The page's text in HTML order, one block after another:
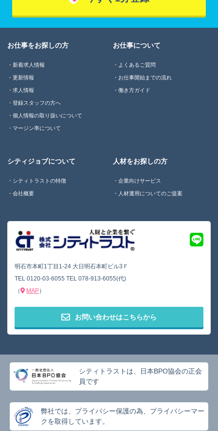
明石市本町1丁目1-24 大日明石本町ビル3Ｆ
TEL 0120-03-6055 TEL 078-913-6055(代)
（
MAP）
お問い合わせはこちらから
お仕事をお探しの方
新着求人情報
更新情報
求人情報
登録スタッフの方へ
個人情報の取り扱いについて
マージン率について
お仕事について
よくあるご質問
お仕事開始までの流れ
働き方ガイド
シティジョブについて
シティトラストの特徴
会社概要
人材をお探しの方
企業向けサービス
人材運用についてのご提案
シティトラストは、日本BPO協会の正会
員です
弊社では、プライバシー保護の為、プライバシーマー
クを取得しています。